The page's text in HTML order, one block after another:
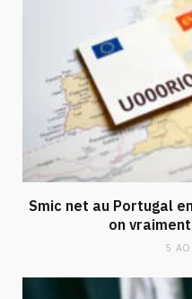
Smic net au Portugal
on
5